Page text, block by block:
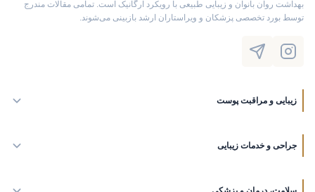
بهداشت روان بانوان و زیبایی طبیعی با رویکرد ارگانیک است. تمامی مقالات مندرج
توسط بورد تخصصی پزشکان و ویراستاران ارشد بازبینی می‌شوند.
زیبایی و مراقبت پوست
جراحی و خدمات زیبایی